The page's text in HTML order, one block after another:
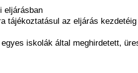
eljárásban
tájékoztatásul az eljárás
iskolák által meghirdetett,